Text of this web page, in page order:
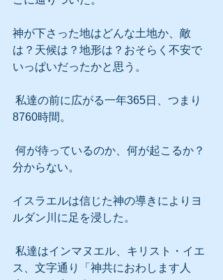
神が下さった地はどんな土地か、敵
は？天候は？地形は？おそらく不安で
いっぱいだったかと思う。
8760時間。
分からない。
イスラエルは信じた神の導きによりヨ
ルダン川に足を浸した。
ス、文字通り「神共におわします人